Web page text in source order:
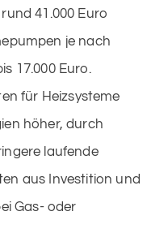
41.000 Euro
je nach
17.000 Euro.
für Heizsysteme
höher, durch
laufende
aus Investition und
Gas- oder